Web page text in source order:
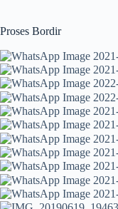
Proses Bordir